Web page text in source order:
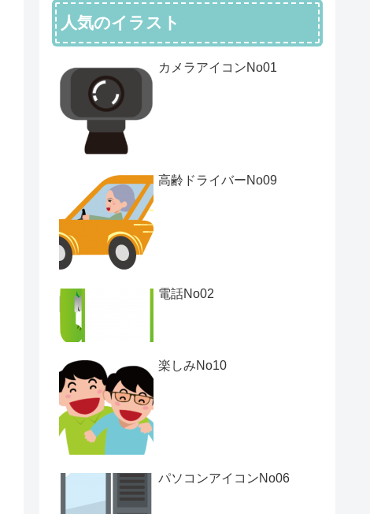
人気のイラスト
カメラアイコンNo01
高齢ドライバーNo09
電話No02
楽しみNo10
パソコンアイコンNo06